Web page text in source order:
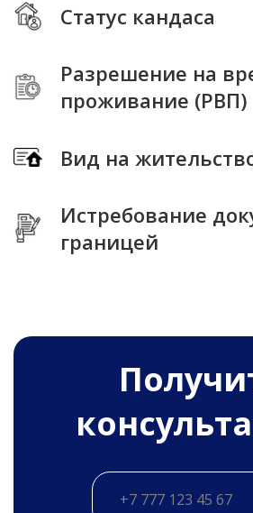
Статус кандаса
Разрешение на
проживание (РВП)
Вид на
Истребование
границей